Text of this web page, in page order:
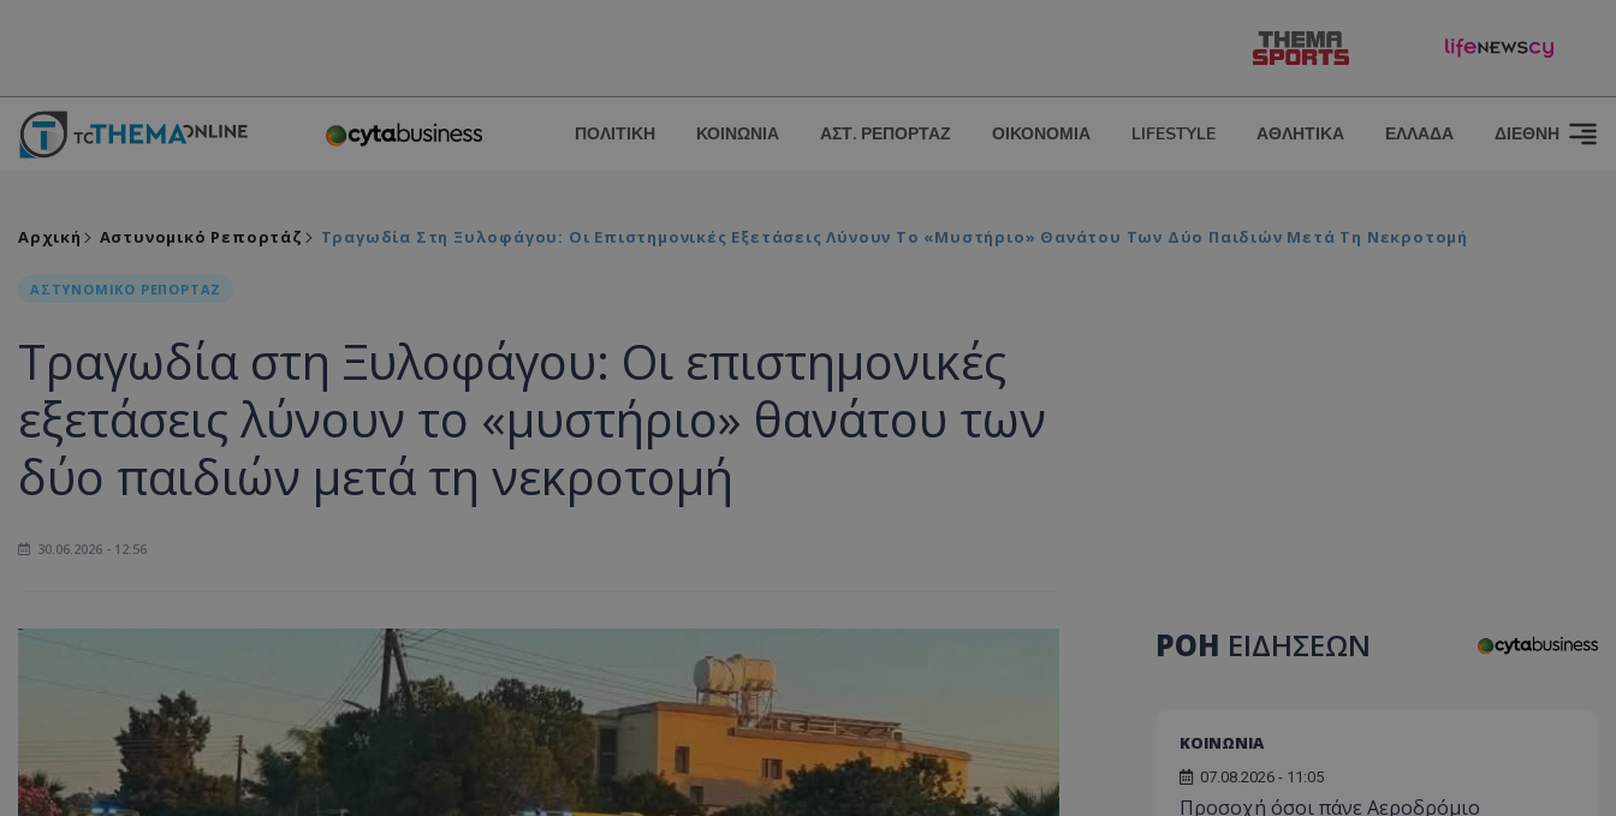
ΠΟΛΙΤΙΚΗ ΚΟΙΝΩΝΙΑ ΑΣΤ. ΡΕΠΟΡΤΑΖ ΟΙΚΟΝΟΜΙΑ LIFESTYLE ΑΘΛΗΤΙΚΑ ΕΛΛΑΔΑ ΔΙΕΘΝΗ
Αρχική Αστυνομικό Ρεπορτάζ Τραγωδία Στη Ξυλοφάγου: Οι Επιστημονικές Εξετάσεις Λύνουν Το «μυστήριο» Θανάτου Των Δύο Παιδιών Μετά Τη Νεκροτομή
ΑΣΤΥΝΟΜΙΚΟ ΡΕΠΟΡΤΑΖ
Τραγωδία στη Ξυλοφάγου: Οι επιστημονικές
εξετάσεις λύνουν το «μυστήριο» θανάτου των
δύο παιδιών μετά τη νεκροτομή
30.06.2026 - 12:56
ΡΟΗ ΕΙΔΗΣΕΩΝ
ΚΟΙΝΩΝΙΑ
07.08.2026 - 11:05
Προσοχή όσοι πάνε Αεροδρόμιο